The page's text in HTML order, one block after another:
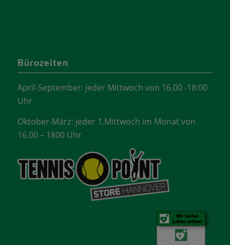
Bürozeiten
April-September: jeder Mittwoch von 16.00 -18:00
Uhr
Oktober-März: jeder 1.Mittwoch im Monat von
16.00 – 1800 Uhr